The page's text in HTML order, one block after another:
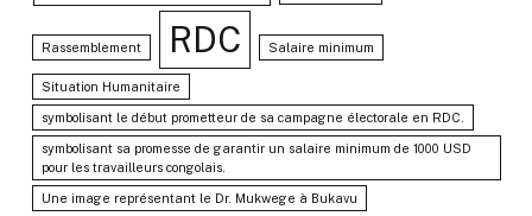
Rassemblement RDC Salaire minimum
Situation Humanitaire
symbolisant le début prometteur de sa campagne électorale en RDC.
symbolisant sa promesse de garantir un salaire minimum de 1000 USD
pour les travailleurs congolais.
Une image représentant le Dr. Mukwege à Bukavu